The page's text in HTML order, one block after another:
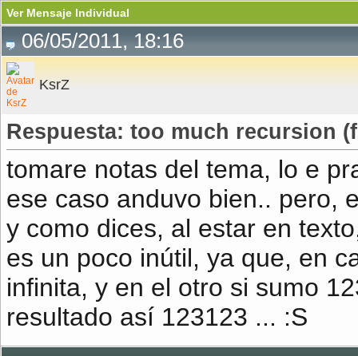
Ver Mensaje Individual
06/05/2011, 18:16
KsrZ
Respuesta: too much recursion
tomare notas del tema, lo e
ese caso anduvo bien.. pero,
y como dices, al estar en
es un poco inútil, ya que, en
infinita, y en el otro si sumo
resultado así 123123 ... :S